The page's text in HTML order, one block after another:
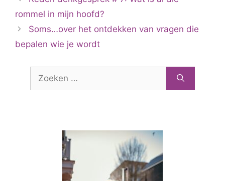
rommel in mijn hoofd?
Soms…over het ontdekken van vragen die
bepalen wie je wordt
naar: